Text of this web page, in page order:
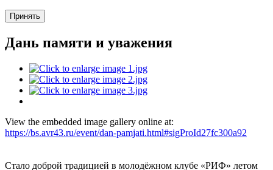
Принять
Дань памяти и уважения
View the embedded image gallery online at:
https://bs.avr43.ru/event/dan-pamjati.html#sigProId27fc300a92
Стало доброй традицией в молодёжном клубе «РИФ» летом